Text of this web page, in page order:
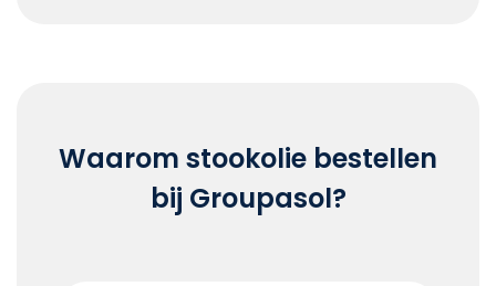
Waarom stookolie bestellen
bij Groupasol?